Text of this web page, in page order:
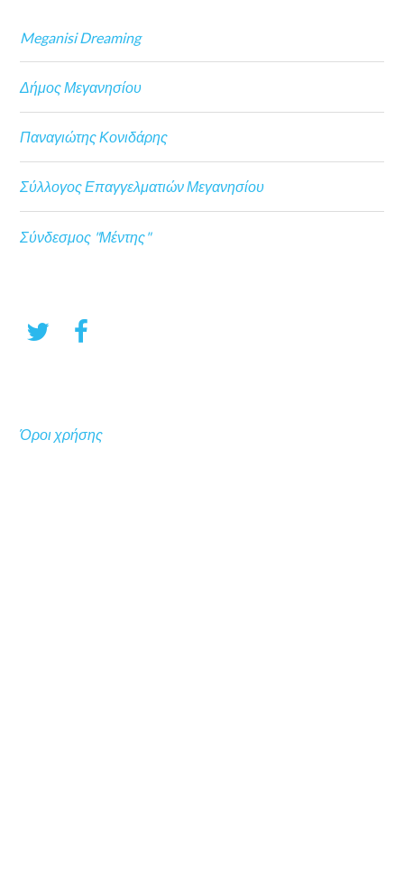
Meganisi Dreaming
Δήμος Μεγανησίου
Παναγιώτης Κονιδάρης
Σύλλογος Επαγγελματιών Μεγανησίου
Σύνδεσμος "Μέντης"
Όροι χρήσης